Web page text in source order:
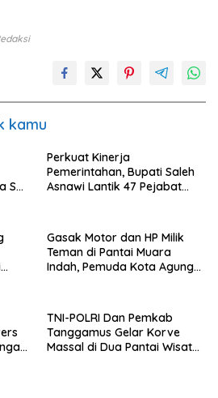
kamu
Sai
Perkuat Kinerja
Pemerintahan, Bupati Saleh
Asnawi Lantik 47 Pejabat
Gasak Motor dan HP Milik
Teman di Pantai Muara
Indah, Pemuda Kota Agung
TNI-POLRI Dan Pemkab
Tanggamus Gelar Korve
Massal di Dua Pantai Wisata